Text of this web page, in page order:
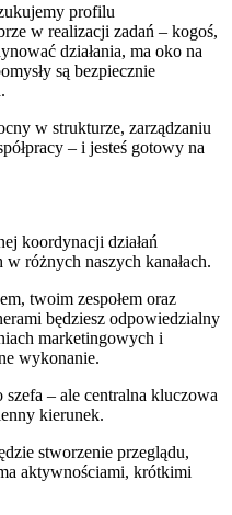
profilu
w realizacji zadań – kogoś,
działania, ma oko na
są bezpiecznie
w strukturze, zarządzaniu
– i jesteś gotowy na
koordynacji działań
różnych naszych kanałach.
twoim zespołem oraz
będziesz odpowiedzialny
marketingowych i
wykonanie.
– ale centralna kluczowa
kierunek.
stworzenie przeglądu,
aktywnościami, krótkimi